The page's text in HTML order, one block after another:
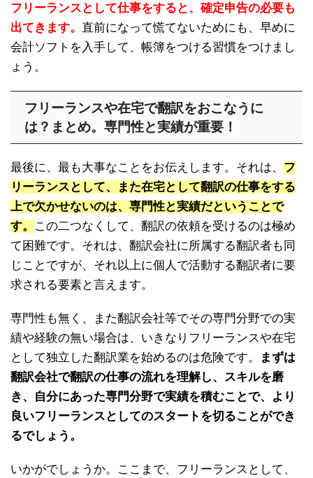
フリーランスとして仕事をすると、確定申告の必要も
出てきます。 直前になって慌てないためにも、早めに
会計ソフトを入手して、帳簿をつける習慣をつけまし
ょう。
フリーランスや在宅で翻訳をおこなうに
は？まとめ。専門性と実績が重要！
最後に、最も大事なことをお伝えします。それは、 フ
リーランスとして、また在宅として翻訳の仕事をする
上で欠かせないのは、専門性と実績だということで
す。
この二つなくして、翻訳の依頼を受けるのは極め
て困難です。それは、翻訳会社に所属する翻訳者も同
じことですが、それ以上に個人で活動する翻訳者に要
求される要素と言えます。
専門性も無く、また翻訳会社等でその専門分野での実
績や経験の無い場合は、いきなりフリーランスや在宅
として独立した翻訳業を始めるのは危険です。
まずは
翻訳会社で翻訳の仕事の流れを理解し、スキルを磨
き、自分にあった専門分野で実績を積むことで、より
良いフリーランスとしてのスタートを切ることができ
るでしょう。
いかがでしょうか。ここまで、フリーランスとして、